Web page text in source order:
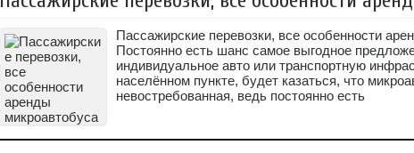
Пассажирские перевозки, все особенности
Постоянно есть шанс самое выгодное
индивидуальное авто или транспортную
населённом пункте, будет казаться, что
невостребованная, ведь постоянно есть